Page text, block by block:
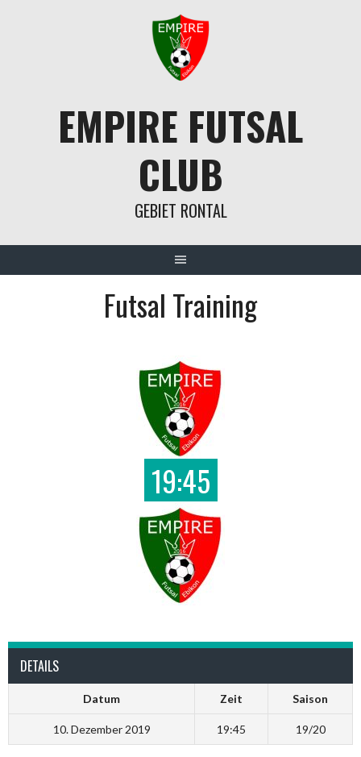
EMPIRE FUTSAL
CLUB
GEBIET RONTAL
Futsal Training
19:45
DETAILS
Datum Zeit Saison
10. Dezember 2019 19:45 19/20